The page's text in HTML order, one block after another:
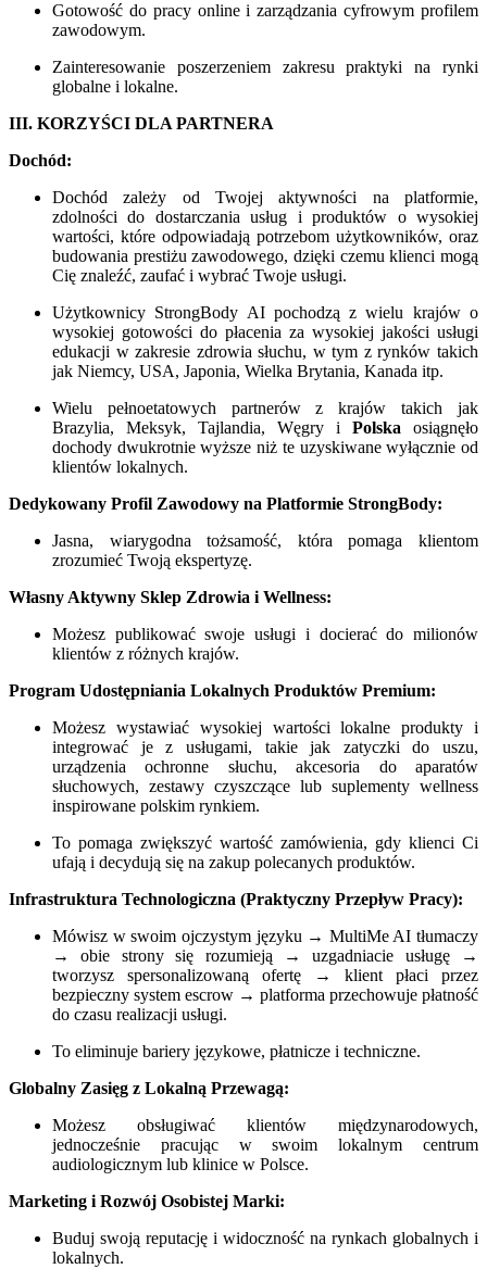
Gotowość do pracy online i zarządzania cyfrowym profilem
zawodowym.
Zainteresowanie poszerzeniem zakresu praktyki na rynki
globalne i lokalne.
III. KORZYŚCI DLA PARTNERA
Dochód:
Dochód zależy od Twojej aktywności na platformie,
zdolności do dostarczania usług i produktów o wysokiej
wartości, które odpowiadają potrzebom użytkowników, oraz
budowania prestiżu zawodowego, dzięki czemu klienci mogą
Cię znaleźć, zaufać i wybrać Twoje usługi.
Użytkownicy StrongBody AI pochodzą z wielu krajów o
wysokiej gotowości do płacenia za wysokiej jakości usługi
edukacji w zakresie zdrowia słuchu, w tym z rynków takich
jak Niemcy, USA, Japonia, Wielka Brytania, Kanada itp.
Wielu pełnoetatowych partnerów z krajów takich jak
Brazylia, Meksyk, Tajlandia, Węgry i Polska osiągnęło
dochody dwukrotnie wyższe niż te uzyskiwane wyłącznie od
klientów lokalnych.
Dedykowany Profil Zawodowy na Platformie StrongBody:
Jasna, wiarygodna tożsamość, która pomaga klientom
zrozumieć Twoją ekspertyzę.
Własny Aktywny Sklep Zdrowia i Wellness:
Możesz publikować swoje usługi i docierać do milionów
klientów z różnych krajów.
Program Udostępniania Lokalnych Produktów Premium:
Możesz wystawiać wysokiej wartości lokalne produkty i
integrować je z usługami, takie jak zatyczki do uszu,
urządzenia ochronne słuchu, akcesoria do aparatów
słuchowych, zestawy czyszczące lub suplementy wellness
inspirowane polskim rynkiem.
To pomaga zwiększyć wartość zamówienia, gdy klienci Ci
ufają i decydują się na zakup polecanych produktów.
Infrastruktura Technologiczna (Praktyczny Przepływ Pracy):
Mówisz w swoim ojczystym języku → MultiMe AI tłumaczy
→ obie strony się rozumieją → uzgadniacie usługę →
tworzysz spersonalizowaną ofertę → klient płaci przez
bezpieczny system escrow → platforma przechowuje płatność
do czasu realizacji usługi.
To eliminuje bariery językowe, płatnicze i techniczne.
Globalny Zasięg z Lokalną Przewagą:
Możesz obsługiwać klientów międzynarodowych,
jednocześnie pracując w swoim lokalnym centrum
audiologicznym lub klinice w Polsce.
Marketing i Rozwój Osobistej Marki:
Buduj swoją reputację i widoczność na rynkach globalnych i
lokalnych.